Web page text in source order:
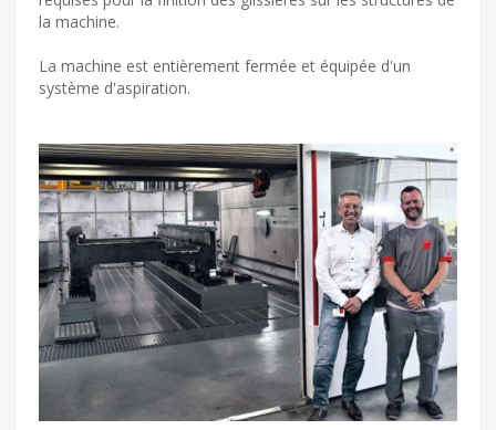
la machine.
La machine est entièrement fermée et équipée d'un
système d'aspiration.